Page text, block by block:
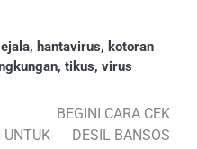
, hantavirus, kotoran
, tikus, virus
UNTUK
BEGINI CARA CEK
DESIL BANSOS